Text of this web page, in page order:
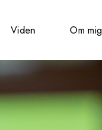
Viden Om mig